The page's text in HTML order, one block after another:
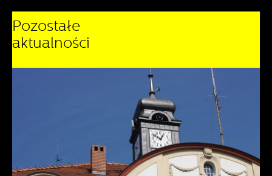
Pozostałe
aktualności